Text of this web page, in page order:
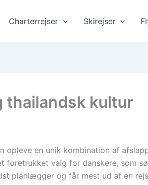
Charterrejser Skirejser
thailandsk kultur
en unik kombination af
foretrukket valg for danskere, som
planlægger og får mest ud af en